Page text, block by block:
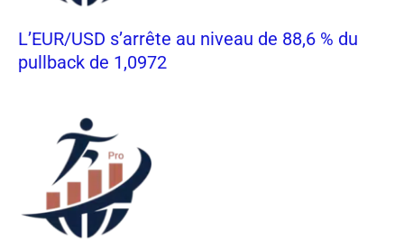
L’EUR/USD s’arrête au niveau de 88,6 % du
pullback de 1,0972